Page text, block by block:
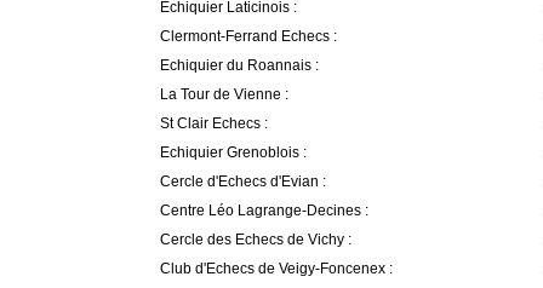
Echiquier Laticinois :
Clermont-Ferrand Echecs :
Echiquier du Roannais :
La Tour de Vienne :
St Clair Echecs :
Echiquier Grenoblois :
Cercle d'Echecs d'Evian :
Centre Léo Lagrange-Decines :
Cercle des Echecs de Vichy :
Club d'Echecs de Veigy-Foncenex :